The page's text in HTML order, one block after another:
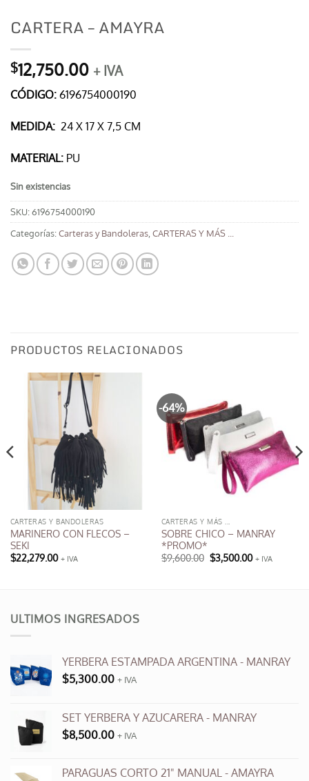
CARTERA – AMAYRA
$12,750.00 + IVA
CÓDIGO: 6196754000190
MEDIDA: 24 X 17 X 7,5 CM
MATERIAL: PU
Sin existencias
SKU:6196754000190
Categorías:Carteras y Bandoleras CARTERAS Y MÁS ...
PRODUCTOS RELACIONADOS
CARTERAS Y BANDOLERAS
MARINERO CON FLECOS –
SEKI
$22,279.00 + IVA
-64%
CARTERAS Y MÁS ...
SOBRE CHICO – MANRAY
*PROMO*
$9,600.00 El
precio
$3,500.00El+ IVA
opciones
en
producto
ULTIMOS INGRESADOS
YERBERA ESTAMPADA ARGENTINA - MANRAY
$5,300.00 + IVA
SET YERBERA Y AZUCARERA - MANRAY
$8,500.00 + IVA
PARAGUAS CORTO 21" MANUAL - AMAYRA